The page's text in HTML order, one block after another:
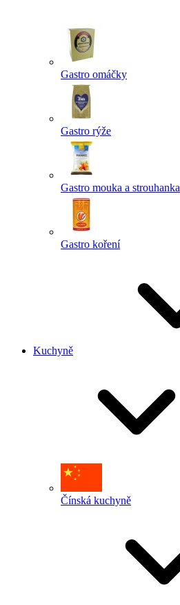
Gastro omáčky
Gastro rýže
Gastro mouka a strouhanka
Gastro koření
Kuchyně
Čínská kuchyně